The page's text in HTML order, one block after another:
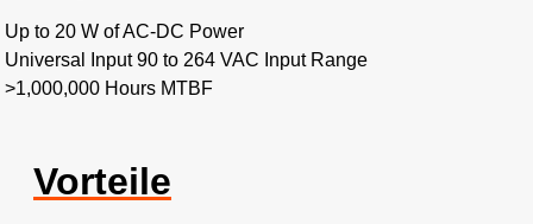
Up to 20 W of AC-DC Power
Universal Input 90 to 264 VAC Input Range
>1,000,000 Hours MTBF
Vorteile